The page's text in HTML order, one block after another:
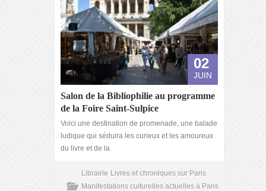
02
JUIN
Salon de la Bibliophilie au programme
de la Foire Saint-Sulpice
Voici une destination de promenade, une balade
ludique qui séduira les curieux et les amoureux
du livre et de la
Librairie Livres et chroniques sur Paris
Manifestations culturelles actuelles à Paris